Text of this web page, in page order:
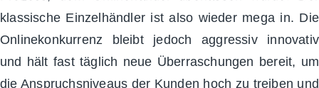
klassische Einzelhändler ist also wieder mega in. Die
Onlinekonkurrenz bleibt jedoch aggressiv innovativ
und hält fast täglich neue Überraschungen bereit, um
die Anspruchsniveaus der Kunden hoch zu treiben und